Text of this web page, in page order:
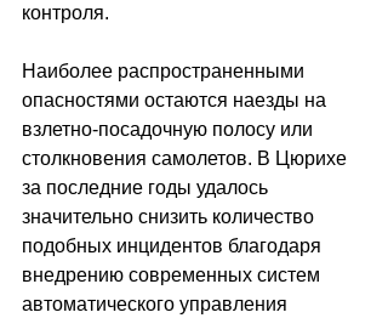
контроля.
Наиболее распространенными
опасностями остаются наезды на
взлетно-посадочную полосу или
столкновения самолетов. В Цюрихе
за последние годы удалось
значительно снизить количество
подобных инцидентов благодаря
внедрению современных систем
автоматического управления